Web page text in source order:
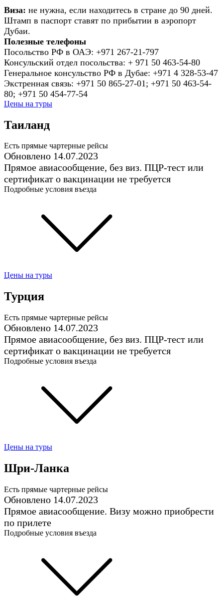
Виза: не нужна, если находитесь в стране до 90 дней.
Штамп в паспорт ставят по прибытии в аэропорт
Дубаи.
Полезные телефоны
Посольство РФ в ОАЭ: +971 267-21-797
Консульский отдел посольства: + 971 50 463-54-80
Генеральное консульство РФ в Дубае: +971 4 328-53-47
Экстренная связь: +971 50 865-27-01; +971 50 463-54-
80; +971 50 454-77-54
Цены на туры
Таиланд
Есть прямые чартерные рейсы
Обновлено 14.07.2023
Прямое авиасообщение, без виз. ПЦР-тест или
сертификат о вакцинации не требуется
Подробные условия въезда
Цены на туры
Турция
Есть прямые чартерные рейсы
Обновлено 14.07.2023
Прямое авиасообщение, без виз. ПЦР-тест или
сертификат о вакцинации не требуется
Подробные условия въезда
Цены на туры
Шри-Ланка
Есть прямые чартерные рейсы
Обновлено 14.07.2023
Прямое авиасообщение. Визу можно приобрести
по прилете
Подробные условия въезда